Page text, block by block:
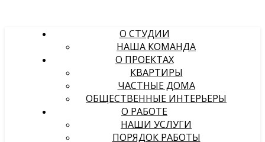
О СТУДИИ
НАША КОМАНДА
О ПРОЕКТАХ
КВАРТИРЫ
ЧАСТНЫЕ ДОМА
ОБЩЕСТВЕННЫЕ ИНТЕРЬЕРЫ
О РАБОТЕ
НАШИ УСЛУГИ
ПОРЯДОК РАБОТЫ